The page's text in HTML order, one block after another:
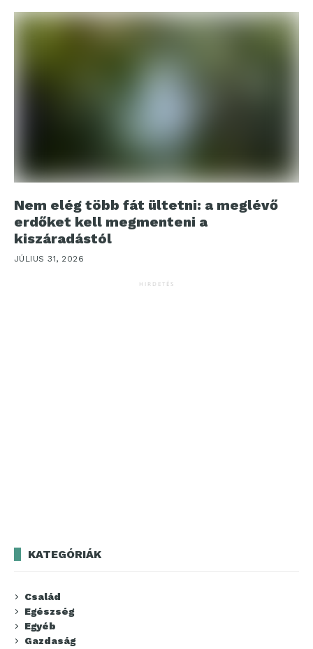
Nem elég több fát ültetni: a meglévő
erdőket kell megmenteni a
kiszáradástól
JÚLIUS 31, 2026
HIRDETÉS
KATEGÓRIÁK
Család
Egészség
Egyéb
Gazdaság